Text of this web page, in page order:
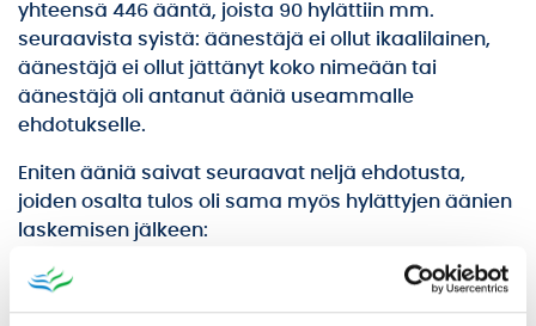
yhteensä 446 ääntä, joista 90 hylättiin mm.
seuraavista syistä: äänestäjä ei ollut ikaalilainen,
äänestäjä ei ollut jättänyt koko nimeään tai
äänestäjä oli antanut ääniä useammalle
ehdotukselle.
Eniten ääniä saivat seuraavat neljä ehdotusta,
joiden osalta tulos oli sama myös hylättyjen äänien
laskemisen jälkeen:
Juniorijalkapallon olosuhteiden kehittäminen,